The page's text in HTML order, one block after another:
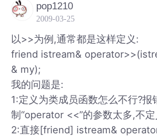
pop1210
2009-03-25
以>>为例,通常都是这样定义:
friend istream&
& my);
我的问题是:
1:定义为类成员函数怎么不行?
制“operator <<”的参数太多,不
2:直接[friend] istream&